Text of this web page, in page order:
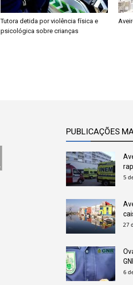
Tutora detida por violência física e
psicológica sobre crianças
PUBLICAÇÕES
5
27
6